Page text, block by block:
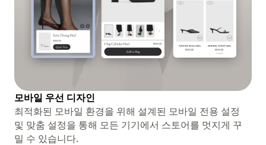
모바일 우선 디자인
최적화된 모바일 환경을 위해 설계된 모바일 전용 설정
및 맞춤 설정을 통해 모든 기기에서 스토어를 멋지게 꾸
밀 수 있습니다.